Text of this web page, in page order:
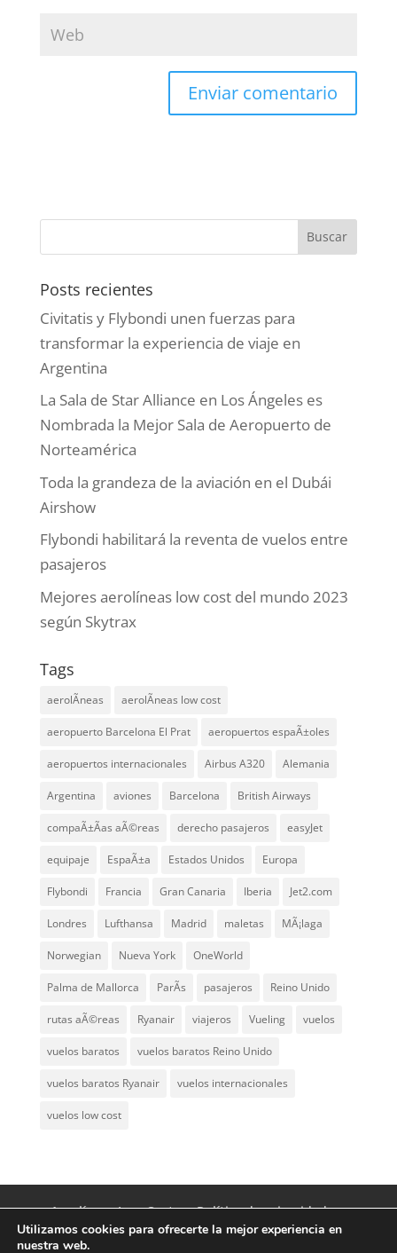
Posts recientes
Civitatis y Flybondi unen fuerzas para
transformar la experiencia de viaje en
Argentina
La Sala de Star Alliance en Los Ángeles es
Nombrada la Mejor Sala de Aeropuerto de
Norteamérica
Toda la grandeza de la aviación en el Dubái
Airshow
Flybondi habilitará la reventa de vuelos entre
pasajeros
Mejores aerolíneas low cost del mundo 2023
según Skytrax
Tags
aerolÃ­neas aerolÃ­neas low cost
aeropuerto Barcelona El Prat aeropuertos espaÃ±oles
aeropuertos internacionales Airbus A320 Alemania
Argentina aviones Barcelona British Airways
compaÃ±Ã­as aÃ©reas derecho pasajeros easyJet
equipaje EspaÃ±a Estados Unidos Europa
Flybondi Francia Gran Canaria Iberia Jet2.com
Londres Lufthansa Madrid maletas MÃ¡laga
Norwegian Nueva York OneWorld
Palma de Mallorca ParÃ­s pasajeros Reino Unido
rutas aÃ©reas Ryanair viajeros Vueling vuelos
vuelos baratos vuelos baratos Reino Unido
vuelos baratos Ryanair vuelos internacionales
vuelos low cost
Aerolíneas Low Cost
Política de privacidad
Aviso Legal
Contacto
Utilizamos cookies para ofrecerte la mejor experiencia en
nuestra web.